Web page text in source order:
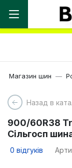
Ми
Магазин шин
Назад в
900/60R38
Сільгосп
0 відгуків